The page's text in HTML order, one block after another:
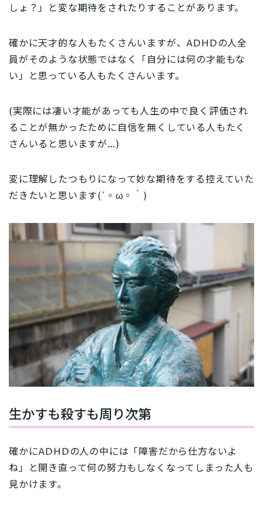
しょ？」と変な期待をされたりすることがあります。
確かに天才的な人もたくさんいますが、ADHDの人全
員がそのような状態ではなく「自分には何の才能もな
い」と思っている人もたくさんいます。
(実際には凄い才能があっても人生の中で良く評価され
ることが無かったために自信を無くしている人もたく
さんいると思いますが…)
変に理解したつもりになって妙な期待をする控えていた
だきたいと思います(´◦ω◦｀)
生かすも殺すも周り次第
確かにADHDの人の中には「障害だから仕方ないよ
ね」と開き直って何の努力もしなくなってしまった人も
見かけます。